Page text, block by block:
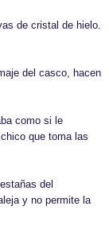
de cristal de hielo.
del casco, hacen
como si le
que toma las
del
y no permite la